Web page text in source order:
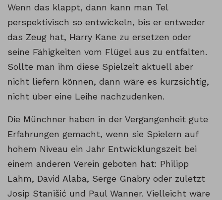
Wenn das klappt, dann kann man Tel
perspektivisch so entwickeln, bis er entweder
das Zeug hat, Harry Kane zu ersetzen oder
seine Fähigkeiten vom Flügel aus zu entfalten.
Sollte man ihm diese Spielzeit aktuell aber
nicht liefern können, dann wäre es kurzsichtig,
nicht über eine Leihe nachzudenken.
Die Münchner haben in der Vergangenheit gute
Erfahrungen gemacht, wenn sie Spielern auf
hohem Niveau ein Jahr Entwicklungszeit bei
einem anderen Verein geboten hat: Philipp
Lahm, David Alaba, Serge Gnabry oder zuletzt
Josip Stanišić und Paul Wanner. Vielleicht wäre